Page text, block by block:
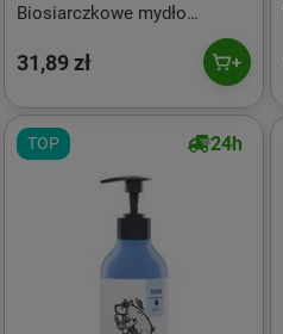
Biosiarczkowe mydło
mineralne w płynie 250ml
31,89 zł
TOP 24h